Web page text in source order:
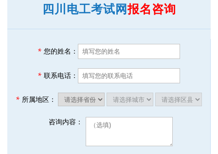
四川电工考试网报名咨询
* 您的姓名：
* 联系电话：
* 所属地区：
咨询内容：